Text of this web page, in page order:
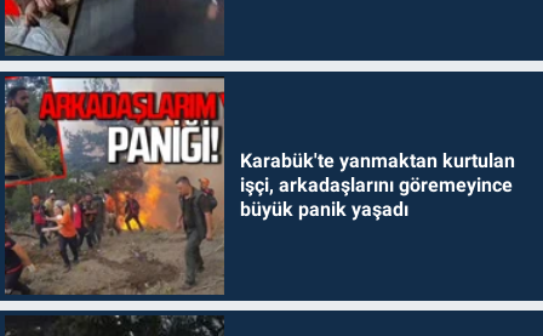
Karabük'te yanmaktan kurtulan
işçi, arkadaşlarını göremeyince
büyük panik yaşadı